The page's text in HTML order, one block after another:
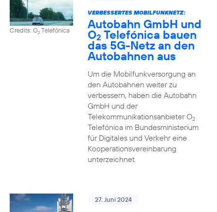
Credits: O2Telefónica
VERBESSERTES MOBILFUNKNETZ:
Autobahn GmbH und
O2 Telefónica bauen
das 5G-Netz an den
Autobahnen aus
Um die Mobilfunkversorgung an
den Autobahnen weiter zu
verbessern, haben die Autobahn
GmbH und der
Telekommunikationsanbieter O2
Telefónica im Bundesministerium
für Digitales und Verkehr eine
Kooperationsvereinbarung
unterzeichnet.
27. Juni 2024